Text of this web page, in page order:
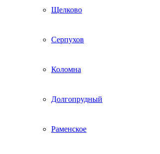
Щелково
Серпухов
Коломна
Долгопрудный
Раменское